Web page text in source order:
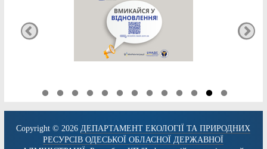
Copyright © 2026ДЕПАРТАМЕНТ ЕКОЛОГІЇ ТА ПРИРОДНИХ
РЕСУРСІВ ОДЕСЬКОЇ ОБЛАСНОЇ ДЕРЖАВНОЇ